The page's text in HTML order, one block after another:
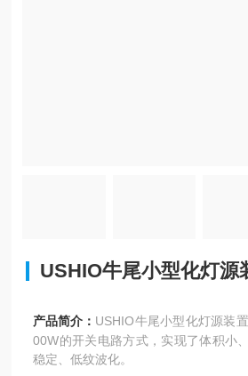
USHIO牛尾小型化灯源
产品简介： USHIO牛尾小型化灯源装
00W的开关电路方式，实现了体积小
稳定、低纹波化。